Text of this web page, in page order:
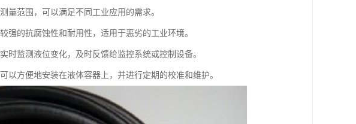
量范围，可以满足不同工业应用的需求。
强的抗腐蚀性和耐用性，适用于恶劣的工业环境。
监测液位变化，及时反馈给监控系统或控制设备。
方便地安装在液体容器上，并进行定期的校准和维护。